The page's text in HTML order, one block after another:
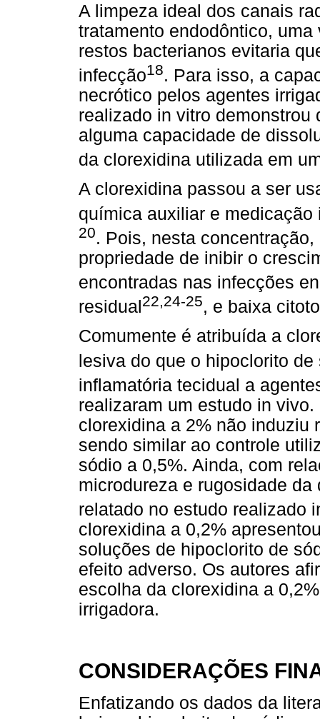
A limpeza ideal dos canais
tratamento endodôntico,
restos bacterianos evitaria
infecção18. Para isso, a
necrótico pelos agentes
realizado in vitro
alguma capacidade de
da clorexidina utilizada em
A clorexidina passou a ser
química auxiliar e
20. Pois, nesta
propriedade de inibir o
encontradas nas infecções
residual 22,24-25, e baixa
Comumente é atribuída a
lesiva do que o hipoclorito de
inflamatória tecidual a
realizaram um estudo in
clorexidina a 2% não induziu
sendo similar ao controle
sódio a 0,5%. Ainda, com
microdureza e rugosidade
relatado no estudo realizado
clorexidina a 0,2%
soluções de hipoclorito de
efeito adverso. Os autores
escolha da clorexidina a
irrigadora.
CONSIDERAÇÕES
Enfatizando os dados da